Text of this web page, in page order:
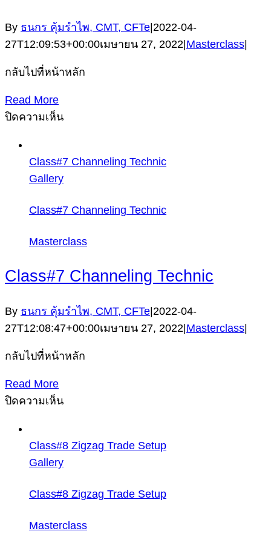
By ธนกร คุ้มรำไพ, CMT, CFTe|2022-04-
27T12:09:53+00:00เมษายน 27, 2022|Masterclass|
กลับไปที่หน้าหลัก
Read More
ปิดความเห็นบน
Indicator
Class#7 Channeling Technic
Gallery
Class#7 Channeling Technic
Masterclass
Class#7 Channeling Technic
By ธนกร คุ้มรำไพ, CMT, CFTe 2022-04-
27T12:08:47+00:00เมษายน 27, 2022 Masterclass
กลับไปที่หน้าหลัก
Read More
ปิดความเห็นบน
Technic
Class#8 Zigzag Trade Setup
Gallery
Class#8 Zigzag Trade Setup
Masterclass